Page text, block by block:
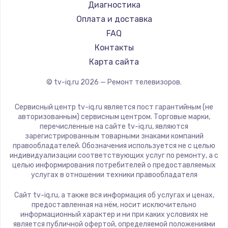
Замена видеокарты
1600 руб.
Заказать
Ремонт разъема питания
880 руб.
Заказать
Замена видеочипа
2745 руб.
Заказать
2600 руб.
Заказать
Hyundai
Doffler
Hiper
Grundig
HITACHI
Yandex
National
iFFALCON
Tuvio
Nord
BenQ
Диагностика
Оплата и доставка
FAQ
Контакты
Карта сайта
© tv-iq.ru 2026 — Ремонт телевизоров.
Сервисный центр tv-iq.ru является пост гарантийным (не
авторизованным) сервисным центром. Торговые марки,
перечисленные на сайте tv-iq.ru, являются
зарегистрированным товарными знаками компаний
правообладателей. Обозначения используется не с целью
индивидуализации соответствующих услуг по ремонту, а с
целью информирования потребителей о предоставляемых
услугах в отношении техники правообладателя
Сайт tv-iq.ru, а также вся информация об услугах и ценах,
предоставленная на нём, носит исключительно
информационный характер и ни при каких условиях не
является публичной офертой, определяемой положениями